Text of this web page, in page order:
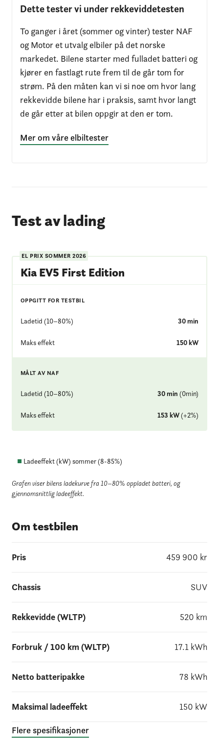
Dette tester vi under rekkeviddetesten
To ganger i året (sommer og vinter) tester NAF
og Motor et utvalg elbiler på det norske
markedet. Bilene starter med fulladet batteri og
kjører en fastlagt rute frem til de går tom for
strøm. På den måten kan vi si noe om hvor lang
rekkevidde bilene har i praksis, samt hvor langt
de går etter at bilen oppgir at den er tom.
Mer om våre elbiltester
Test av lading
EL PRIX SOMMER 2026
Kia EV5 First Edition
OPPGITT FOR TESTBIL
Ladetid (10–80%) 30min
Maks effekt 150kW
MÅLT AV NAF
Ladetid (10–80%) 30min (0min)
Maks effekt 153 kW(+2%)
Ladeeffekt (kW) sommer (8-85%)
Grafen viser bilens ladekurve fra 10–80% oppladet batteri, og
gjennomsnittlig ladeeffekt.
Om testbilen
Pris 459 900 kr
Chassis SUV
Rekkevidde (WLTP) 520 km
Forbruk / 100 km (WLTP) 17.1 kWh
Netto batteripakke 78 kWh
Maksimal ladeeffekt 150 kW
Flere spesifikasjoner